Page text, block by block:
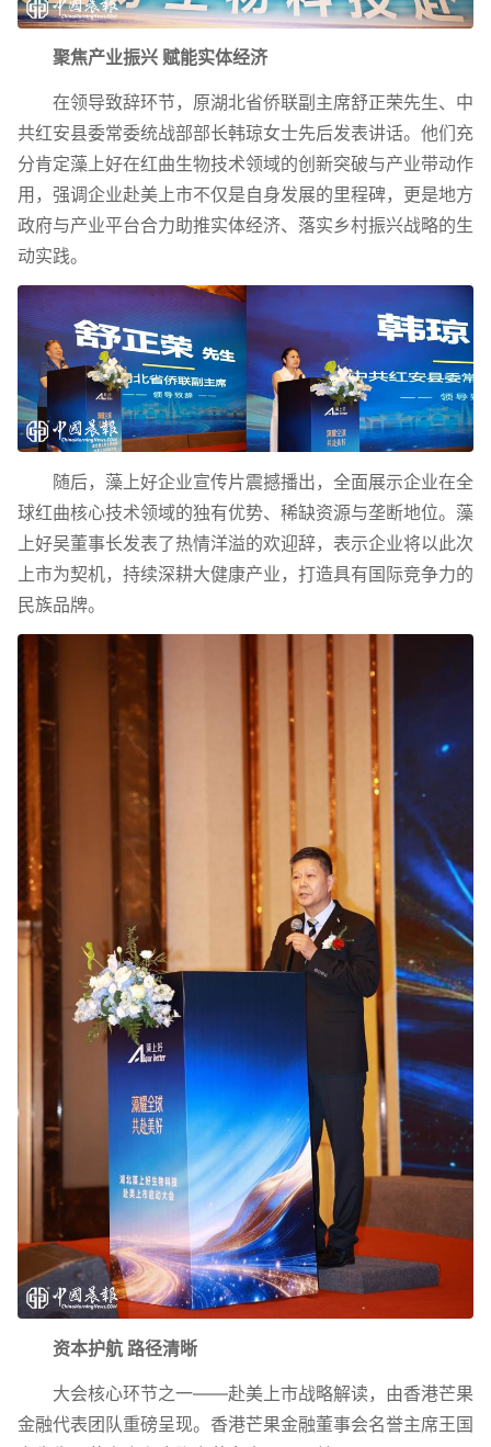
聚焦产业振兴 赋能实体经济
在领导致辞环节，原湖北省侨联副主席舒正荣先生、中
共红安县委常委统战部部长韩琼女士先后发表讲话。他们充
分肯定藻上好在红曲生物技术领域的创新突破与产业带动作
用，强调企业赴美上市不仅是自身发展的里程碑，更是地方
政府与产业平台合力助推实体经济、落实乡村振兴战略的生
动实践。
随后，藻上好企业宣传片震撼播出，全面展示企业在全
球红曲核心技术领域的独有优势、稀缺资源与垄断地位。藻
上好吴董事长发表了热情洋溢的欢迎辞，表示企业将以此次
上市为契机，持续深耕大健康产业，打造具有国际竞争力的
民族品牌。
资本护航 路径清晰
大会核心环节之一——赴美上市战略解读，由香港芒果
金融代表团队重磅呈现。香港芒果金融董事会名誉主席王国